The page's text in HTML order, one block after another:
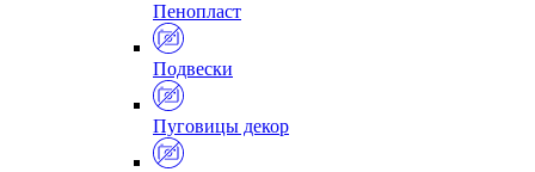
Пенопласт
Подвески
Пуговицы декор